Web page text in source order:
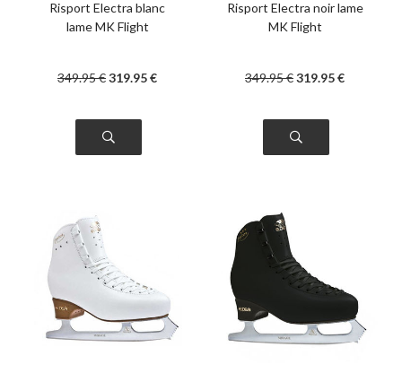
Risport Electra blanc
lame MK Flight
349.95€319.95€
Risport Electra noir lame
MK Flight
349.95€319.95€